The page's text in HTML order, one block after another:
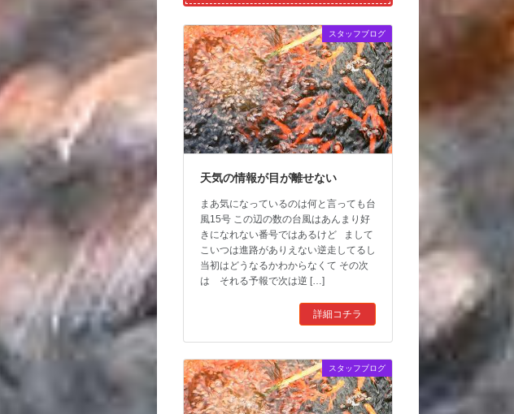
スタッフブログ
天気の情報が目が離せない
まあ気になっているのは何と言っても台
風15号 この辺の数の台風はあんまり好
きになれない番号ではあるけど まして
こいつは進路がありえない逆走してるし
当初はどうなるかわからなくて その次
は それる予報で次は逆 […]
詳細コチラ
スタッフブログ